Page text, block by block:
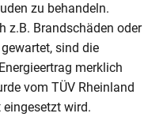
zu behandeln.
z.B. Brandschäden oder
sind die
merklich
vom TÜV Rheinland
wird.